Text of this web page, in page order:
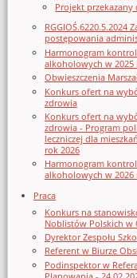
Projekt
RGGIOŚ.6220.5.2024
postępowania
Harmonogram
alkoholowych w
Obwieszczenia
Konkurs ofert na
zdrowia
Konkurs ofert na
zdrowia - Program
leczniczej dla
rok 2026
Harmonogram
alkoholowych w
Praca
Konkurs na
Noblistów Polskich w
Dyrektor Zespołu
Referent w Biurze
Podinspektor w